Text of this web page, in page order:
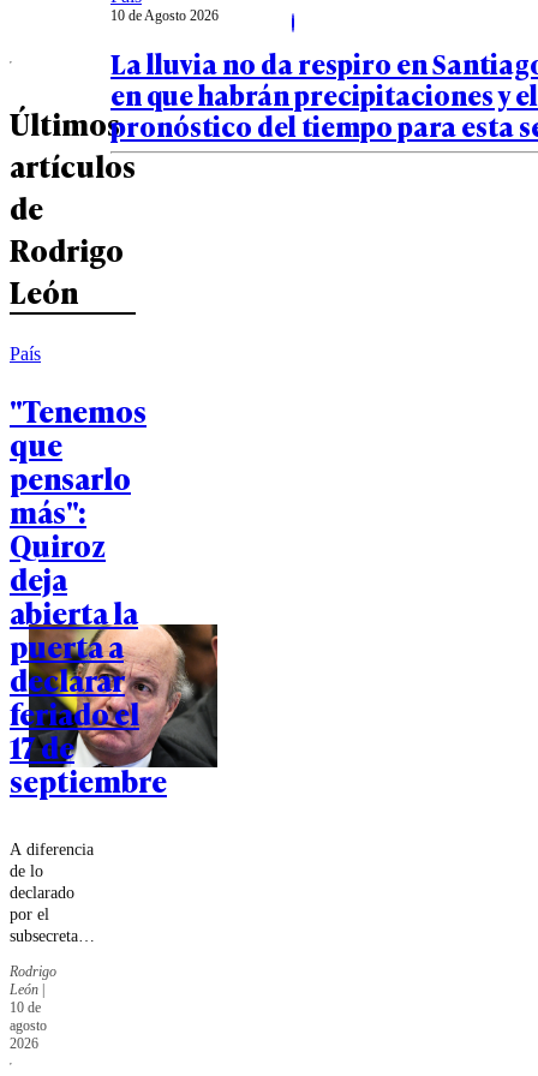
Últimos
artículos
de
Rodrigo
León
País
"Tenemos
que
pensarlo
más":
Quiroz
deja
abierta la
puerta a
declarar
feriado el
17 de
septiembre
A diferencia
de lo
declarado
por el
subsecretario
unos días,
ahora el
titular de
Hacienda
evitó
Rodrigo
León
10 de
agosto
2026
10 de Agosto 2026
La lluvia no da respiro en
en que habrán precipitaciones y el
pronóstico del tiempo para esta